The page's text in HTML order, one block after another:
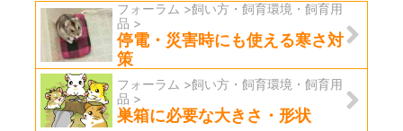
フォーラム >飼い方・飼育環境・飼育用
品 >
停電・災害時にも使える寒さ対
策
フォーラム >飼い方・飼育環境・飼育用
品 >
巣箱に必要な大きさ・形状